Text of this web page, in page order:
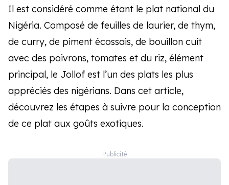
Il est considéré comme étant le plat national du
Nigéria. Composé de feuilles de laurier, de thym,
de curry, de piment écossais, de bouillon cuit
avec des poivrons, tomates et du riz, élément
principal, le Jollof est l’un des plats les plus
appréciés des nigérians. Dans cet article,
découvrez les étapes à suivre pour la conception
de ce plat aux goûts exotiques.